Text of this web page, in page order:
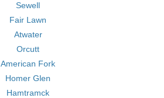
Sewell
Fair Lawn
Atwater
Orcutt
American Fork
Homer Glen
Hamtramck